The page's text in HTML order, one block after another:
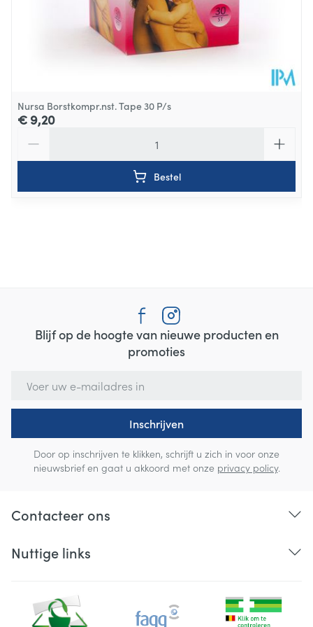
Nursa Borstkompr.nst. Tape 30 P/s
€ 9,20
Bestel
Blijf op de hoogte van nieuwe producten en
promoties
Inschrijven
Door op inschrijven te klikken, schrijft u zich in voor onze
nieuwsbrief en gaat u akkoord met onze privacy policy.
Contacteer ons
Nuttige links